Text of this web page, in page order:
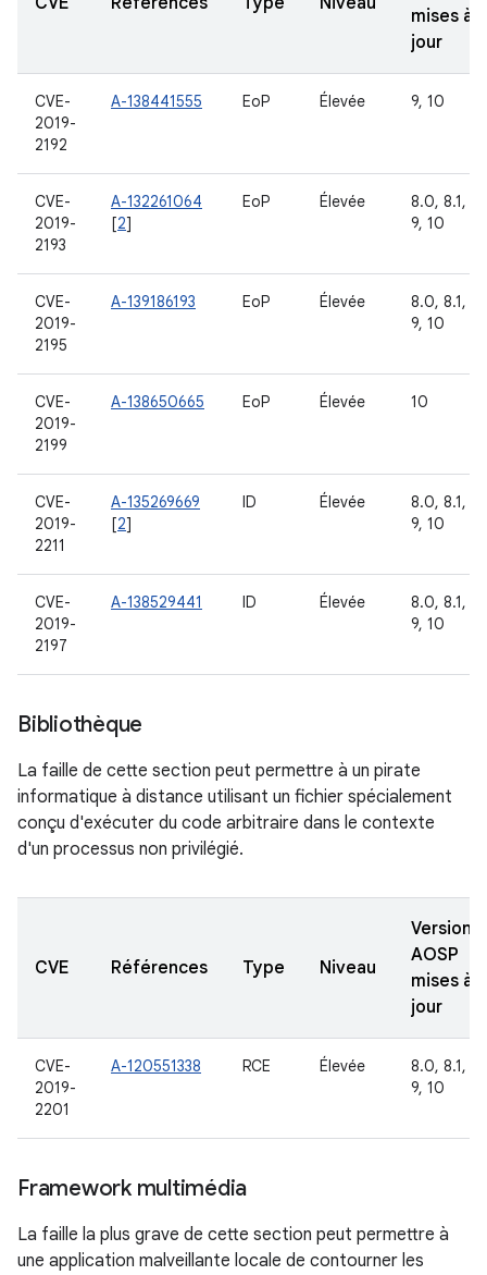
mises à
jour
CVE-
2019-
2192
A-138441555 EoP Élevée 9, 10
CVE-
2019-
2193
A-132261064
[2]
EoP Élevée
8.0, 8.1,
9, 10
CVE-
2019-
2195
A-139186193 EoP Élevée
8.0, 8.1,
9, 10
CVE-
2019-
2199
A-138650665 EoP Élevée 10
CVE-
2019-
2211
A-135269669
[2]
ID Élevée
8.0, 8.1,
9, 10
CVE-
2019-
2197
A-138529441 ID Élevée
8.0, 8.1,
9, 10
Bibliothèque
La faille de cette section peut permettre à un pirate
informatique à distance utilisant un fichier spécialement
conçu d'exécuter du code arbitraire dans le contexte
d'un processus non privilégié.
CVE Références Type Niveau
Versions
AOSP
mises à
jour
CVE-
2019-
2201
A-120551338 RCE Élevée
8.0, 8.1,
9, 10
Framework multimédia
La faille la plus grave de cette section peut permettre à
une application malveillante locale de contourner les